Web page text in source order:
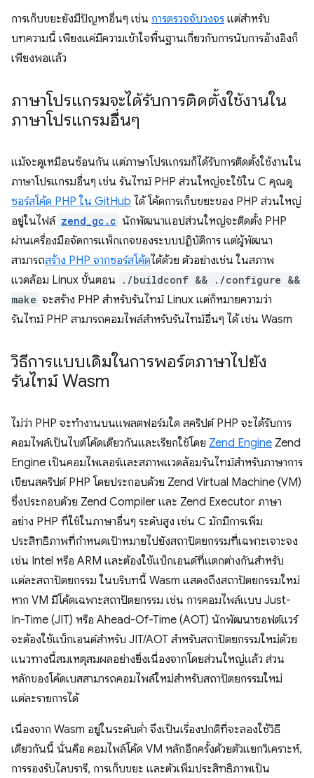
การเก็บขยะยังมีปัญหาอื่นๆ เช่น การตรวจจับวงจร แต่สำหรับ
บทความนี้ เพียงแค่มีความเข้าใจพื้นฐานเกี่ยวกับการนับการอ้างอิงก็
เพียงพอแล้ว
ภาษาโปรแกรมจะได้รับการติดตั้งใช้งานใน
ภาษาโปรแกรมอื่นๆ
แม้จะดูเหมือนซ้อนกัน แต่ภาษาโปรแกรมก็ได้รับการติดตั้งใช้งานใน
ภาษาโปรแกรมอื่นๆ เช่น รันไทม์ PHP ส่วนใหญ่จะใช้ใน C คุณดู
ซอร์สโค้ด PHP ใน GitHub ได้ โค้ดการเก็บขยะของ PHP ส่วนใหญ่
อยู่ในไฟล์ zend_gc.c นักพัฒนาแอปส่วนใหญ่จะติดตั้ง PHP
ผ่านเครื่องมือจัดการแพ็กเกจของระบบปฏิบัติการ แต่ผู้พัฒนา
สามารถสร้าง PHP จากซอร์สโค้ดได้ด้วย ตัวอย่างเช่น ในสภาพ
แวดล้อม Linux ขั้นตอน
./buildconf && ./configure &&
make จะสร้าง PHP สำหรับรันไทม์ Linux แต่ก็หมายความว่า
รันไทม์ PHP สามารถคอมไพล์สำหรับรันไทม์อื่นๆ ได้ เช่น Wasm
วิธีการแบบเดิมในการพอร์ตภาษาไปยัง
รันไทม์ Wasm
ไม่ว่า PHP จะทำงานบนแพลตฟอร์มใด สคริปต์ PHP จะได้รับการ
คอมไพล์เป็นไบต์โค้ดเดียวกันและเรียกใช้โดย Zend Engine Zend
Engine เป็นคอมไพเลอร์และสภาพแวดล้อมรันไทม์สำหรับภาษาการ
เขียนสคริปต์ PHP โดยประกอบด้วย Zend Virtual Machine (VM)
ซึ่งประกอบด้วย Zend Compiler และ Zend Executor ภาษา
อย่าง PHP ที่ใช้ในภาษาอื่นๆ ระดับสูง เช่น C มักมีการเพิ่ม
ประสิทธิภาพที่กำหนดเป้าหมายไปยังสถาปัตยกรรมที่เฉพาะเจาะจง
เช่น Intel หรือ ARM และต้องใช้แบ็กเอนด์ที่แตกต่างกันสำหรับ
แต่ละสถาปัตยกรรม ในบริบทนี้ Wasm แสดงถึงสถาปัตยกรรมใหม่
หาก VM มีโค้ดเฉพาะสถาปัตยกรรม เช่น การคอมไพล์แบบ Just-
In-Time (JIT) หรือ Ahead-Of-Time (AOT) นักพัฒนาซอฟต์แวร์
จะต้องใช้แบ็กเอนด์สำหรับ JIT/AOT สำหรับสถาปัตยกรรมใหม่ด้วย
แนวทางนี้สมเหตุสมผลอย่างยิ่งเนื่องจากโดยส่วนใหญ่แล้ว ส่วน
หลักของโค้ดเบสสามารถคอมไพล์ใหม่สำหรับสถาปัตยกรรมใหม่
แต่ละรายการได้
เนื่องจาก Wasm อยู่ในระดับต่ำ จึงเป็นเรื่องปกติที่จะลองใช้วิธี
เดียวกันนี้ นั่นคือ คอมไพล์โค้ด VM หลักอีกครั้งด้วยตัวแยกวิเคราะห์,
การรองรับไลบรารี, การเก็บขยะ และตัวเพิ่มประสิทธิภาพเป็น